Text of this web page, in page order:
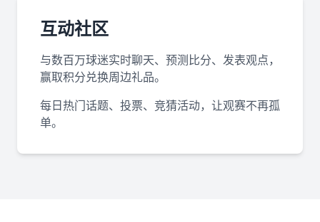
互动社区
与数百万球迷实时聊天、预测比分、发表观点，
赢取积分兑换周边礼品。
每日热门话题、投票、竞猜活动，让观赛不再孤
单。